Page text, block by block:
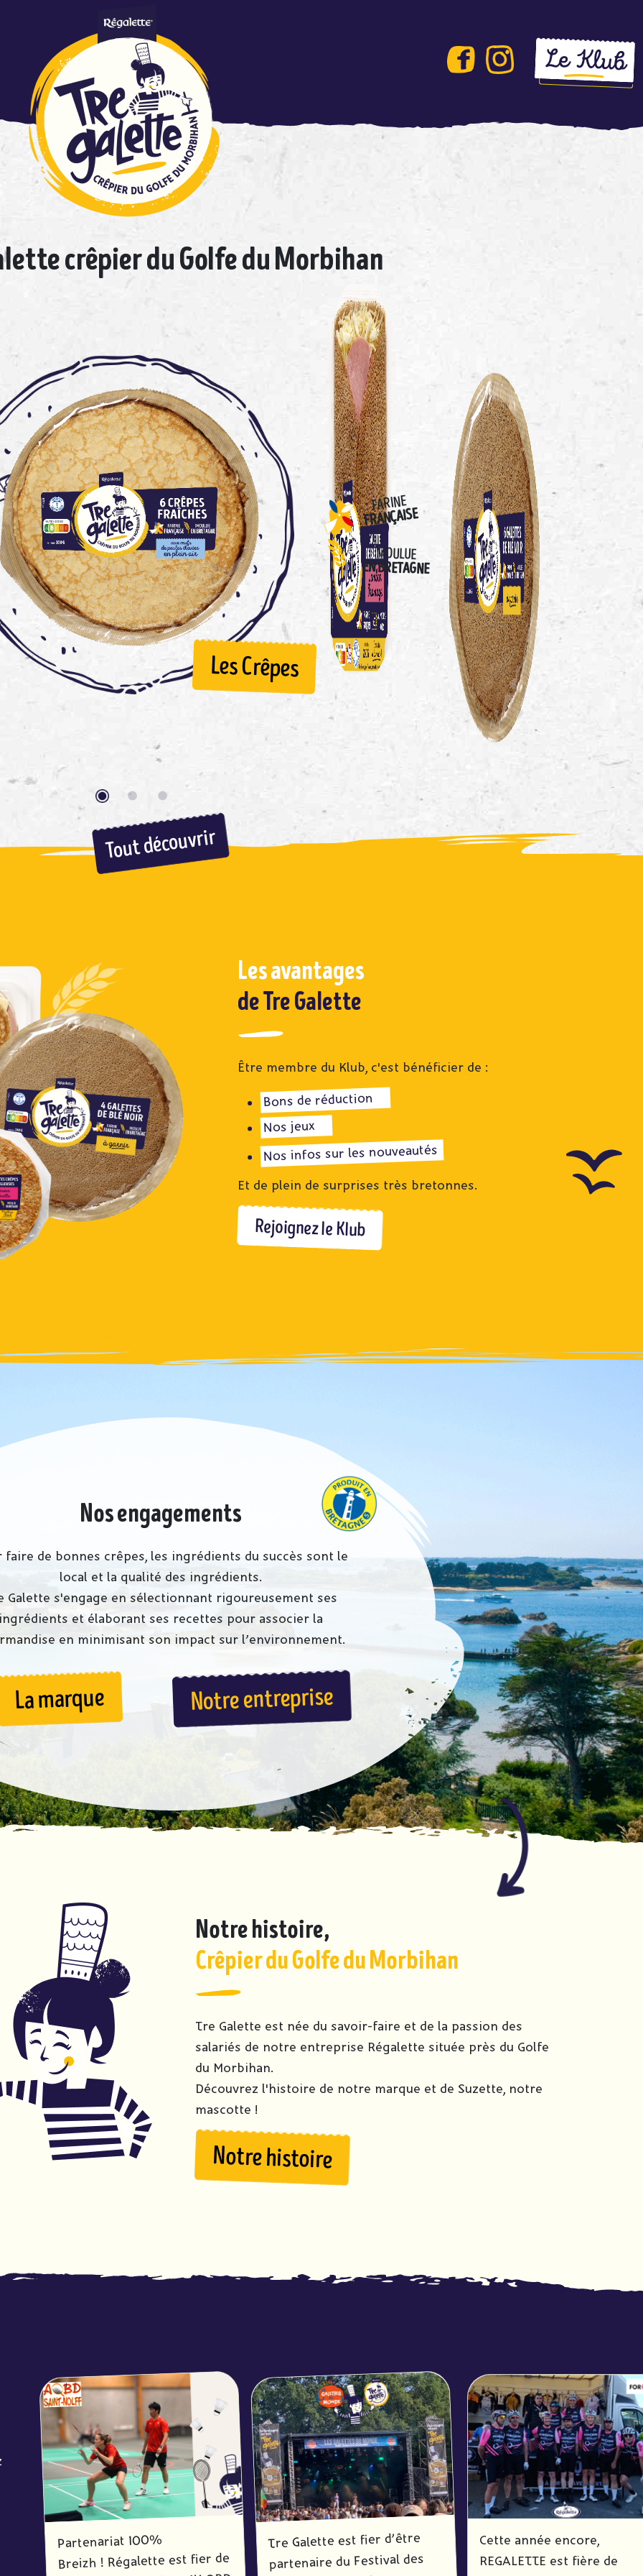
Le Klub
crêpier du Golfe du Morbihan
FARINE
FRANÇAISE
MOULUE
EN BRETAGNE
Les Crêpes
Tout découvrir
Les avantages
de Tre Galette
Être membre du Klub, c'est bénéficier de :
Bons de réduction
Nos jeux
Nos infos sur les nouveautés
Et de plein de surprises très bretonnes.
Rejoignez le Klub
Nos engagements
faire de bonnes crêpes, les ingrédients du succès sont le
local et la qualité des ingrédients.
Galette s'engage en sélectionnant rigoureusement ses
et élaborant ses recettes pour associer la
en minimisant son impact sur l’environnement.
La marque Notre entreprise
Notre histoire,
Crêpier du Golfe du Morbihan
Tre Galette est née du savoir-faire et de la passion des
salariés de notre entreprise Régalette située près du Golfe
du Morbihan.
Découvrez l'histoire de notre marque et de Suzette, notre
mascotte !
Notre histoire
Partenariat 100%
Breizh ! Régalette est fier de
Tre Galette est fier d’être
partenaire du Festival des
Cette année encore,
REGALETTE est fière de